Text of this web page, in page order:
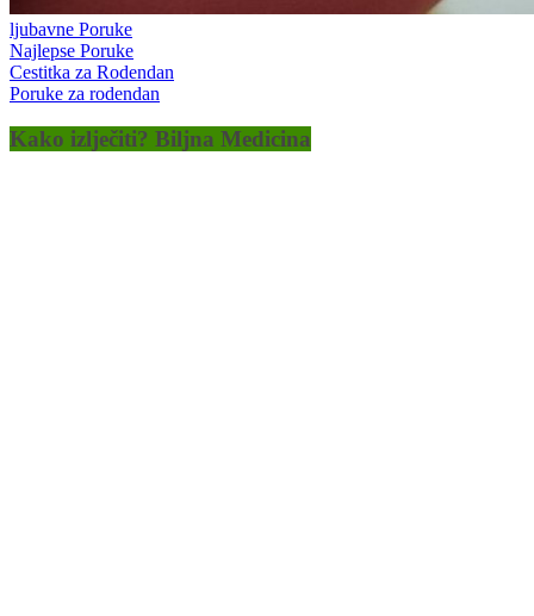
ljubavne Poruke
Najlepse Poruke
Cestitka za Rodendan
Poruke za rodendan
Kako izlječiti? Biljna Medicina